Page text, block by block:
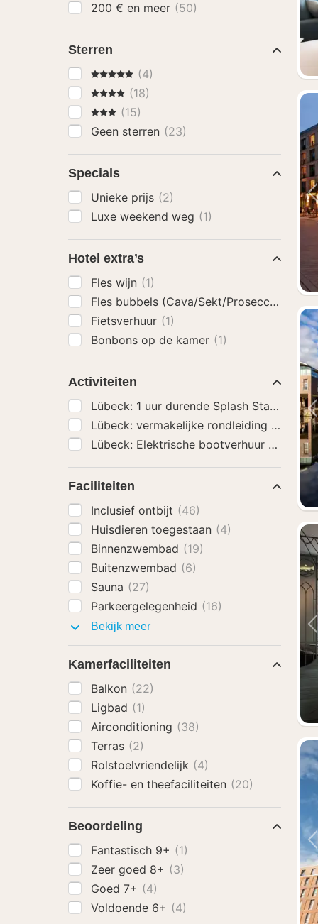
200 € en meer (50)
Sterren
5 Sterren(4)
4 Sterren(18)
3 Sterren
(15)
Geen sterren (23)
Specials
Unieke prijs (2)
Luxe weekend weg (1)
Hotel extra’s
Fles wijn (1)
Fles bubbels (Cava/Sekt/Prosecco)
Fietsverhuur (1)
Bonbons op de kamer (1)
Activiteiten
Lübeck: 1 uur durende Splash
Lübeck: vermakelijke rondleiding langs
Lübeck: Elektrische bootverhuur -
Faciliteiten
Inclusief ontbijt (46)
Huisdieren toegestaan (4)
Binnenzwembad (19)
Buitenzwembad (6)
Sauna (27)
Parkeergelegenheid (16)
Bekijk meerFaciliteiten
Kamerfaciliteiten
Balkon (22)
Ligbad (1)
Airconditioning (38)
Terras (2)
Rolstoelvriendelijk (4)
Koffie- en theefaciliteiten (20)
Beoordeling
Fantastisch 9+ (1)
Zeer goed 8+ (3)
Goed 7+ (4)
Voldoende 6+ (4)